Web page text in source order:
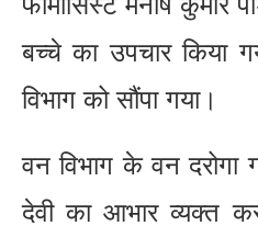
बच्चे का उपचार किया
विभाग को सौंपा गया।
वन विभाग के वन दरोगा
देवी का आभार व्यक्त